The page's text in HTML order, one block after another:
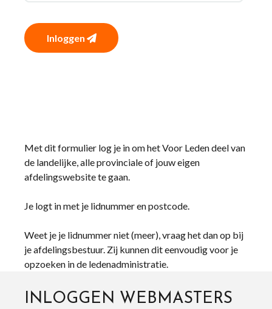
Inloggen
Met dit formulier log je in om het Voor Leden deel van
de landelijke, alle provinciale of jouw eigen
afdelingswebsite te gaan.
Je logt in met je lidnummer en postcode.
Weet je je lidnummer niet (meer), vraag het dan op bij
je afdelingsbestuur. Zij kunnen dit eenvoudig voor je
opzoeken in de ledenadministratie.
INLOGGEN WEBMASTERS